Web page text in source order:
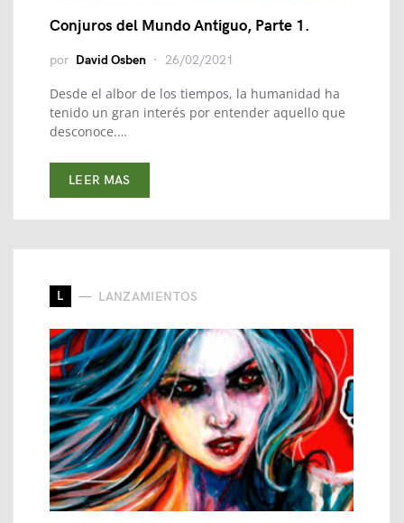
Conjuros del Mundo Antiguo, Parte 1.
por David Osben 26/02/2021
Desde el albor de los tiempos, la humanidad ha
tenido un gran interés por entender aquello que
desconoce.…
LEER MAS
L LANZAMIENTOS